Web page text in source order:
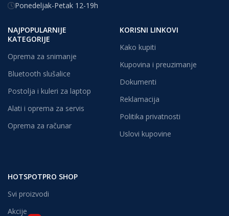
Ponedeljak-Petak 12-19h
NAJPOPULARNIJE
KATEGORIJE
Oprema za snimanje
Bluetooth slušalice
Postolja i kuleri za laptop
Alati i oprema za servis
Oprema za računar
KORISNI LINKOVI
Kako kupiti
Kupovina i preuzimanje
Dokumenti
Reklamacija
Politika privatnosti
Uslovi kupovine
HOTSPOTPRO SHOP
Svi proizvodi
Akcije